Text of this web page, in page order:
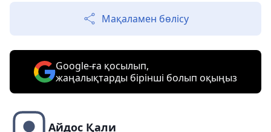
Мақаламен бөлісу
Google-ға қосылып,
жаңалықтарды бірінші болып оқыңыз
Айдос Қали